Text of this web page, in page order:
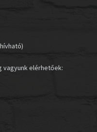
vagyunk elérhetőek: